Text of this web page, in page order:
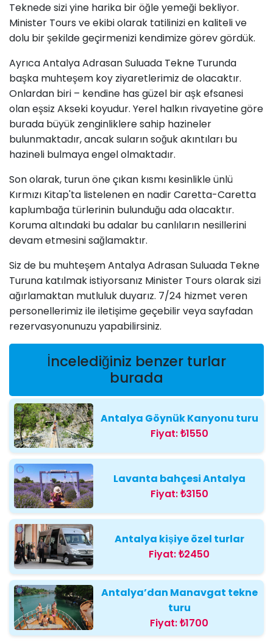
Teknede sizi yine harika bir öğle yemeği bekliyor.
Minister Tours ve ekibi olarak tatilinizi en kaliteli ve
dolu bir şekilde geçirmenizi kendimize görev gördük.
Ayrıca Antalya Adrasan Suluada Tekne Turunda
başka muhteşem koy ziyaretlerimiz de olacaktır.
Onlardan biri – kendine has güzel bir aşk efsanesi
olan eşsiz Akseki koyudur. Yerel halkın rivayetine göre
burada büyük zenginliklere sahip hazineler
bulunmaktadır, ancak suların soğuk akıntıları bu
hazineli bulmaya engel olmaktadır.
Son olarak, turun öne çıkan kısmı kesinlikle ünlü
Kırmızı Kitap'ta listelenen en nadir Caretta-Caretta
kaplumbağa türlerinin bulunduğu ada olacaktır.
Koruma altındaki bu adalar bu canlıların nesillerini
devam etmesini sağlamaktır.
Siz de bu muhteşem Antalya Adrasan Suluada Tekne
Turuna katılmak istiyorsanız Minister Tours olarak sizi
ağırlamaktan mutluluk duyarız. 7/24 hizmet veren
personellerimiz ile iletişime geçebilir veya sayfadan
rezervasyonunuzu yapabilirsiniz.
İncelediğiniz benzer turlar
burada
Antalya Göynük Kanyonu turu
Fiyat:₺1550
Lavanta bahçesi Antalya
Fiyat:₺3150
Antalya kişiye özel turlar
Fiyat:₺2450
Antalya’dan Manavgat tekne
turu
Fiyat:₺1700